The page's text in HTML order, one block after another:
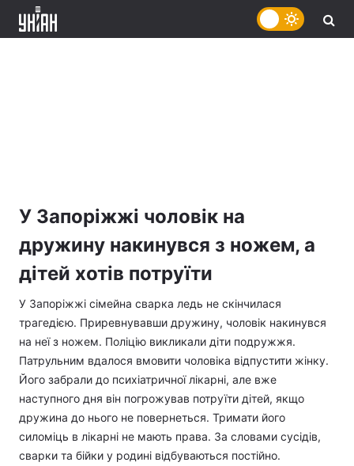
У Запоріжжі чоловік на
дружину накинувся з ножем, а
дітей хотів потруїти
У Запоріжжі сімейна сварка ледь не скінчилася
трагедією. Приревнувавши дружину, чоловік накинувся
на неї з ножем. Поліцію викликали діти подружжя.
Патрульним вдалося вмовити чоловіка відпустити жінку.
Його забрали до психіатричної лікарні, але вже
наступного дня він погрожував потруїти дітей, якщо
дружина до нього не повернеться. Тримати його
силоміць в лікарні не мають права. За словами сусідів,
сварки та бійки у родині відбуваються постійно.